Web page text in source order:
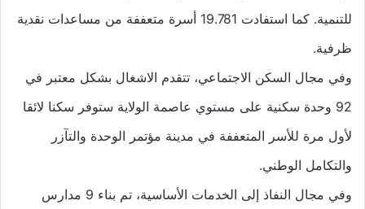
للتنمية. كما استفادت 19.781 أسرة متعففة من مساعدات نقدية
ظرفية.
وفي مجال السكن الاجتماعي، تتقدم الاشغال بشكل معتبر في
92 وحدة سكنية على مستوي عاصمة الولاية ستوفر سكنا لائقا
لأول مرة للأسر المتعففة في مدينة مؤتمر الوحدة والتآزر
والتكامل الوطني.
وفي مجال النفاذ إلى الخدمات الأساسية، تم بناء 9 مدارس